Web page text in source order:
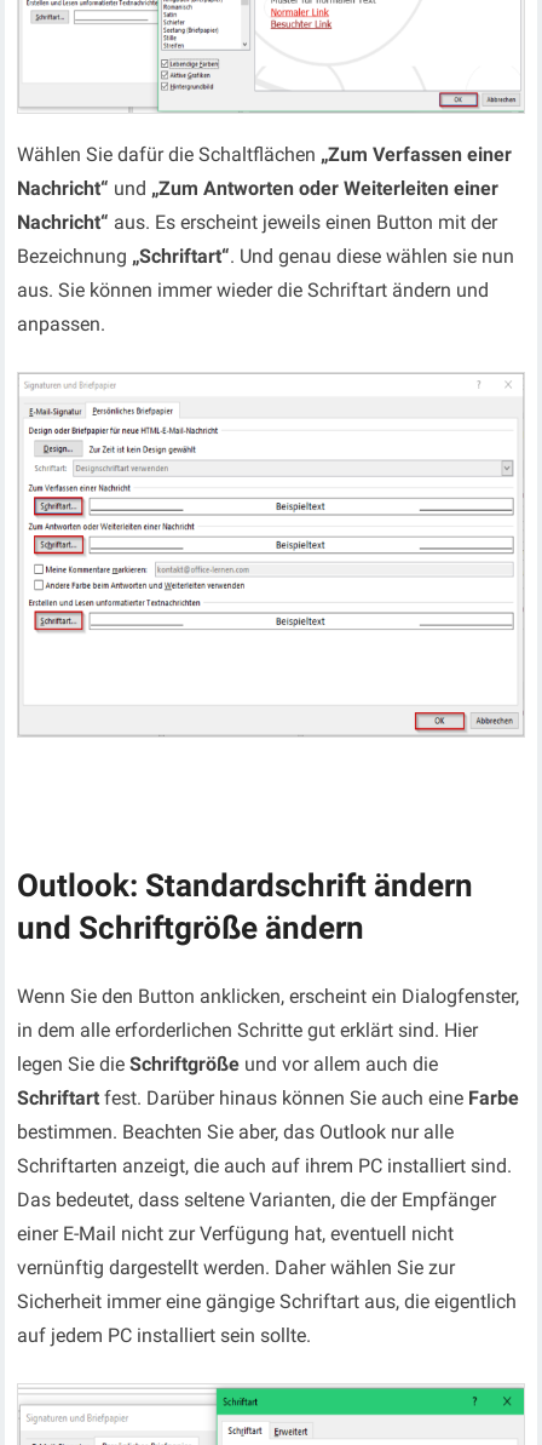
Wählen Sie dafür die Schaltflächen „Zum Verfassen einer
Nachricht“ und „Zum Antworten oder Weiterleiten einer
Nachricht“ aus. Es erscheint jeweils einen Button mit der
Bezeichnung „Schriftart“. Und genau diese wählen sie nun
aus. Sie können immer wieder die Schriftart ändern und
anpassen.
Outlook: Standardschrift ändern
und Schriftgröße ändern
Wenn Sie den Button anklicken, erscheint ein Dialogfenster,
in dem alle erforderlichen Schritte gut erklärt sind. Hier
legen Sie dieSchriftgröße und vor allem auch die
Schriftart fest. Darüber hinaus können Sie auch eine Farbe
bestimmen. Beachten Sie aber, das Outlook nur alle
Schriftarten anzeigt, die auch auf ihrem PC installiert sind.
Das bedeutet, dass seltene Varianten, die der Empfänger
einer E-Mail nicht zur Verfügung hat, eventuell nicht
vernünftig dargestellt werden. Daher wählen Sie zur
Sicherheit immer eine gängige Schriftart aus, die eigentlich
auf jedem PC installiert sein sollte.